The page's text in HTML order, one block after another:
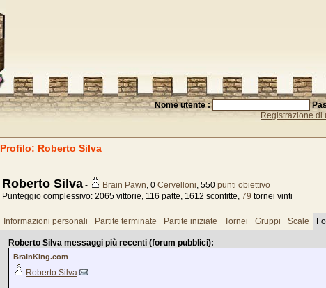
Nome utente :
Registrazione di
Profilo: Roberto Silva
Roberto Silva - Brain Pawn, 0 Cervelloni, 550 punti obiettivo
Punteggio complessivo: 2065 vittorie, 116 patte, 1612 sconfitte, 79 tornei vinti
Informazioni personali Partite terminate Partite iniziate Tornei Gruppi Scale
Roberto Silva messaggi più recenti (forum pubblici):
BrainKing.com
Roberto Silva